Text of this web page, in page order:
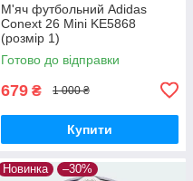
М'яч футбольний Adidas
Сonext 26 Mini KE5868
(розмір 1)
Готово до відправки
679 ₴ 1 000 ₴
Купити
Новинка –30%